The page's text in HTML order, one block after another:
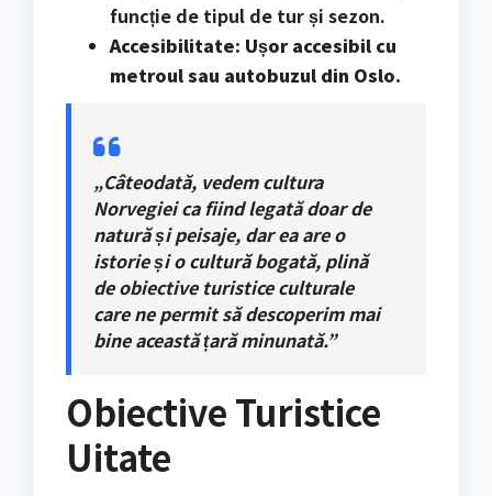
funcție de tipul de tur și sezon.
Accesibilitate: Ușor accesibil cu
metroul sau autobuzul din Oslo.
„Câteodată, vedem cultura
Norvegiei ca fiind legată doar de
natură și peisaje, dar ea are o
istorie și o cultură bogată, plină
de obiective turistice culturale
care ne permit să descoperim mai
bine această țară minunată.”
Obiective Turistice
Uitate